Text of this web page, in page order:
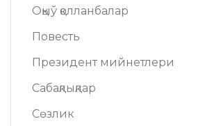
Оқыў қолланбалар
Повесть
Президент мийнетлери
Сабақлықлар
Сөзлик